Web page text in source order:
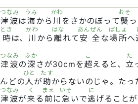
津波
つなみ
は海
うみ
から 川
かわ
をさかのぼって襲
おそ
時
とき
は、 川
かわ
から離
はな
れて 安全
あんぜん
な場所
ばしょ
へ
津波
つなみ
の 深
ふか
さが30cmを超
こ
えると、 立
た
んどの人
ひと
が助
たす
からないのじゃ。た
津波
つなみ
が来
く
る 前
まえ
に急
いそ
いで逃
に
げること